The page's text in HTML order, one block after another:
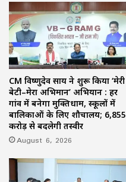
CM विष्णुदेव साय ने शुरू किया ‘मेरी
बेटी–मेरा अभिमान’ अभियान : हर
गांव में बनेगा मुक्तिधाम, स्कूलों में
बालिकाओं के लिए शौचालय; 6,855
करोड़ से बदलेगी तस्वीर
August 6, 2026